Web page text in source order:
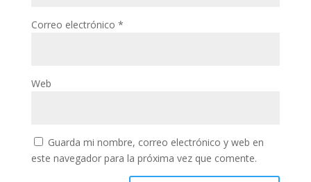
Correo electrónico *
Web
Guarda mi nombre, correo electrónico y web en
este navegador para la próxima vez que comente.